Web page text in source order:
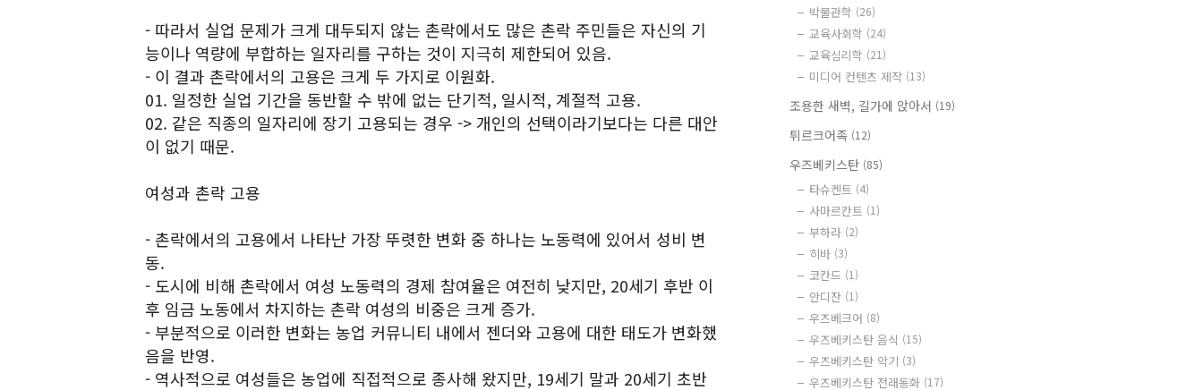
- 따라서 실업 문제가 크게 대두되지 않는 촌락에서도 많은 촌락 주민들은 자신의 기
능이나 역량에 부합하는 일자리를 구하는 것이 지극히 제한되어 있음.
- 이 결과 촌락에서의 고용은 크게 두 가지로 이원화.
01. 일정한 실업 기간을 동반할 수 밖에 없는 단기적, 일시적, 계절적 고용.
02. 같은 직종의 일자리에 장기 고용되는 경우 -> 개인의 선택이라기보다는 다른 대안
이 없기 때문.
여성과 촌락 고용
- 촌락에서의 고용에서 나타난 가장 뚜렷한 변화 중 하나는 노동력에 있어서 성비 변
동.
- 도시에 비해 촌락에서 여성 노동력의 경제 참여율은 여전히 낮지만, 20세기 후반 이
후 임금 노동에서 차지하는 촌락 여성의 비중은 크게 증가.
- 부분적으로 이러한 변화는 농업 커뮤니티 내에서 젠더와 고용에 대한 태도가 변화했
음을 반영.
- 역사적으로 여성들은 농업에 직접적으로 종사해 왔지만, 19세기 말과 20세기 초반
박물관학 (26)
교육사회학 (24)
교육심리학 (21)
미디어 컨텐츠 제작 (13)
조용한 새벽, 길가에 앉아서 (19)
튀르크어족 (12)
우즈베키스탄 (85)
타슈켄트 (4)
사마르칸트 (1)
부하라 (2)
히바 (3)
코칸드 (1)
안디잔 (1)
우즈베크어 (8)
우즈베키스탄 음식 (15)
우즈베키스탄 악기 (3)
우즈베키스탄 전래동화 (17)